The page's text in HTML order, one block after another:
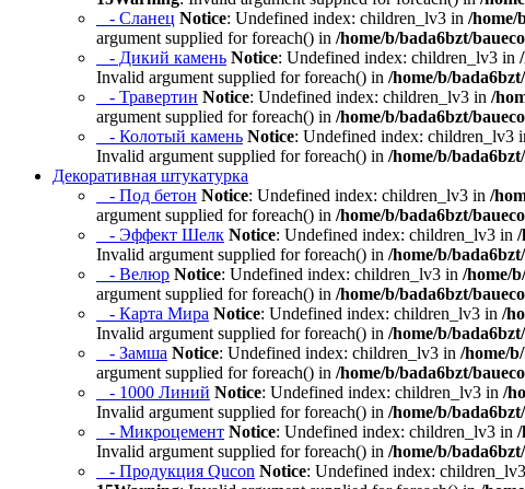
- Сланец Notice: Undefined index: children_lv3 in /home/
argument supplied for foreach() in /home/b/bada6bzt/
- Дикий камень Notice: Undefined index: children_lv3 in
Invalid argument supplied for foreach() in /home/b/
- Травертин Notice: Undefined index: children_lv3 in /
argument supplied for foreach() in /home/b/bada6bzt/
- Колотый камень Notice: Undefined index: children_lv3
Invalid argument supplied for foreach() in /home/b/
Декоративная штукатурка
- Под бетон Notice: Undefined index: children_lv3 in /
argument supplied for foreach() in /home/b/bada6bzt/
- Эффект Шелк Notice: Undefined index: children_lv3 in /
Invalid argument supplied for foreach() in /home/b/
- Велюр Notice: Undefined index: children_lv3 in /home/
argument supplied for foreach() in /home/b/bada6bzt/
- Карта Мира Notice: Undefined index: children_lv3 in /
Invalid argument supplied for foreach() in /home/b/
- Замша Notice: Undefined index: children_lv3 in /home/
argument supplied for foreach() in /home/b/bada6bzt/
- 1000 Линий Notice: Undefined index: children_lv3 in /
Invalid argument supplied for foreach() in /home/b/
- Микроцемент Notice: Undefined index: children_lv3 in /
Invalid argument supplied for foreach() in /home/b/
- Продукция Qucon Notice: Undefined index: